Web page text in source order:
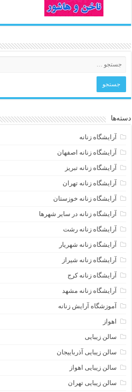
دسته‌ها
آرایشگاه زنانه
آرایشگاه زنانه اصفهان
آرایشگاه زنانه تبریز
آرایشگاه زنانه تهران
آرایشگاه زنانه خوزستان
آرایشگاه زنانه در سایر شهرها
آرایشگاه زنانه رشت
آرایشگاه زنانه شهریار
آرایشگاه زنانه شیراز
آرایشگاه زنانه کرج
آرایشگاه زنانه مشهد
آموزشگاه آرایش زنانه
اهواز
سالن زیبایی
سالن زیبایی آذرباییجان
سالن زیبایی اهواز
سالن زیبایی تهران